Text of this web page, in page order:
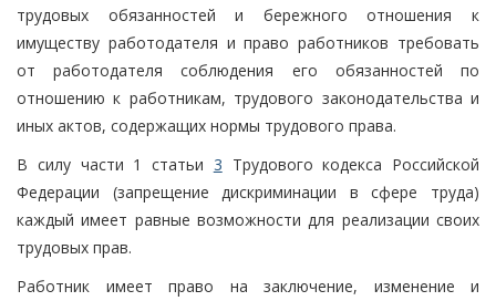
трудовых обязанностей и бережного отношения к
имуществу работодателя и право работников требовать
от работодателя соблюдения его обязанностей по
отношению к работникам, трудового законодательства и
иных актов, содержащих нормы трудового права.
В силу части 1 статьи 3 Трудового кодекса Российской
Федерации (запрещение дискриминации в сфере труда)
каждый имеет равные возможности для реализации своих
трудовых прав.
Работник имеет право на заключение, изменение и